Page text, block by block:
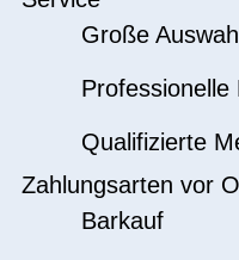
Große
Professionelle
Qualifizierte
Zahlungsarten vor
Barkauf